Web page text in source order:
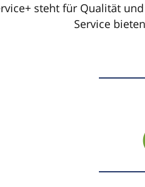
steht für Qualität
Service